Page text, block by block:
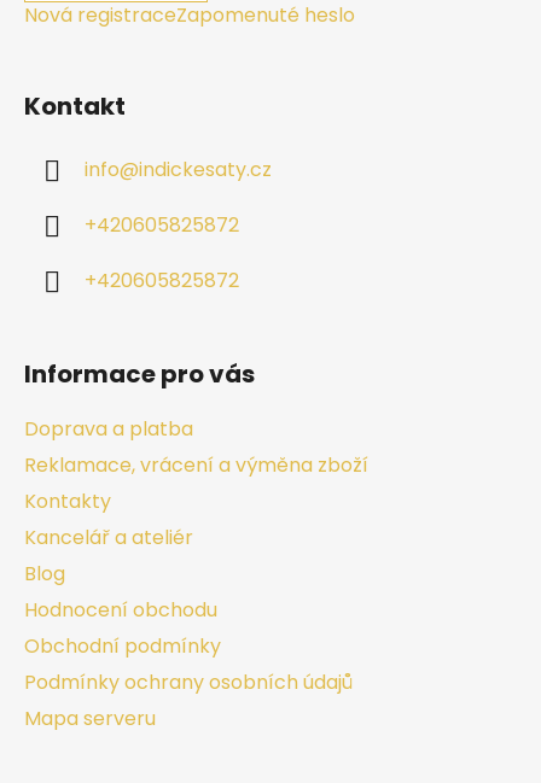
Nová registraceZapomenuté heslo
Kontakt
info@indickesaty.cz
+420605825872
+420605825872
Informace pro vás
Doprava a platba
Reklamace, vrácení a výměna zboží
Kontakty
Kancelář a ateliér
Blog
Hodnocení obchodu
Obchodní podmínky
Podmínky ochrany osobních údajů
Mapa serveru